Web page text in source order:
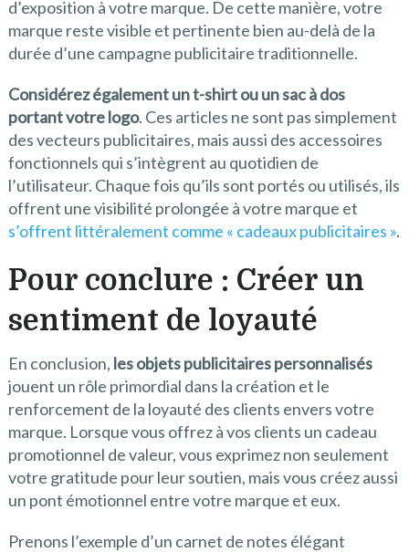
d’exposition à votre marque. De cette manière, votre
marque reste visible et pertinente bien au-delà de la
durée d’une campagne publicitaire traditionnelle.
Considérez également un t-shirt ou un sac à dos
portant votre logo. Ces articles ne sont pas simplement
des vecteurs publicitaires, mais aussi des accessoires
fonctionnels qui s’intègrent au quotidien de
l’utilisateur. Chaque fois qu’ils sont portés ou utilisés, ils
offrent une visibilité prolongée à votre marque et
s’offrent littéralement comme « cadeaux publicitaires ».
Pour conclure : Créer un
sentiment de loyauté
En conclusion, les objets publicitaires personnalisés
jouent un rôle primordial dans la création et le
renforcement de la loyauté des clients envers votre
marque. Lorsque vous offrez à vos clients un cadeau
promotionnel de valeur, vous exprimez non seulement
votre gratitude pour leur soutien, mais vous créez aussi
un pont émotionnel entre votre marque et eux.
Prenons l’exemple d’un carnet de notes élégant